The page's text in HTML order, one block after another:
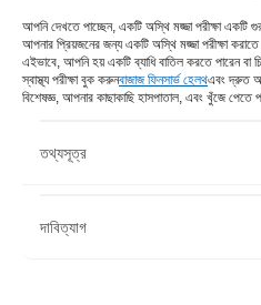
আপনি দেখতে পাচ্ছেন, একটি অস্থি মজ্জা পরীক্ষা একটি
আপনার প্রিয়জনের জন্য একটি অস্থি মজ্জা পরীক্ষা
এইভাবে, আপনি হয় একটি ব্যাধি বাতিল করতে পারেন বা
স্বাস্থ্য পরীক্ষা বুক করুনবাজাজ ফিনসার্ভ হেলথএবং দ্রুত
বিশেষজ্ঞ, আপনার কাছাকাছি হাসপাতাল, এবং খুঁজে পেতে
তথ্যসূত্র
https://www.cancer.gov/
দাবিত্যাগ